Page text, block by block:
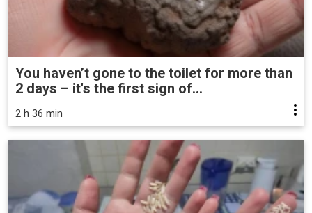
You haven’t gone to the toilet for more than
2 days – it's the first sign of...
2 h 36 min